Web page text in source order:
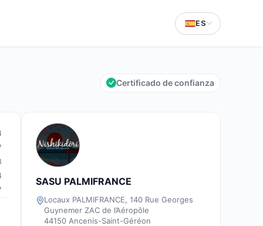
ES
Certificado de confianza
SASU PALMIFRANCE
Locaux PALMIFRANCE, 140 Rue Georges
Guynemer ZAC de l’Aéropôle
44150 Ancenis-Saint-Géréon